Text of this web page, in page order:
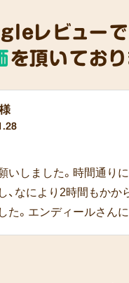
レビュー
を頂いてお
いしました。時間通り
、なにより2時間もかか
た。エンディールさん